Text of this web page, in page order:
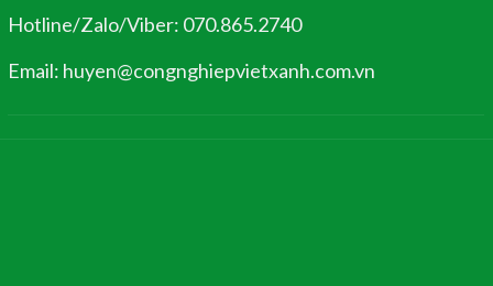
Hotline/Zalo/Viber: 070.865.2740
Email: huyen@congnghiepvietxanh.com.vn